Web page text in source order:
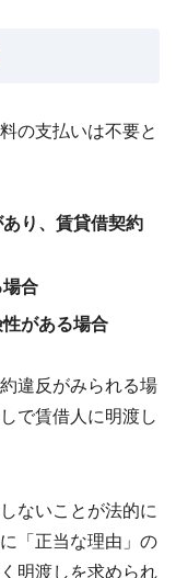
の支払いは不要と
り、賃貸借契約
合
がある場合
違反がみられる場
で賃借人に明渡し
ないことが法的に
「正当な理由」の
明渡しを求められ